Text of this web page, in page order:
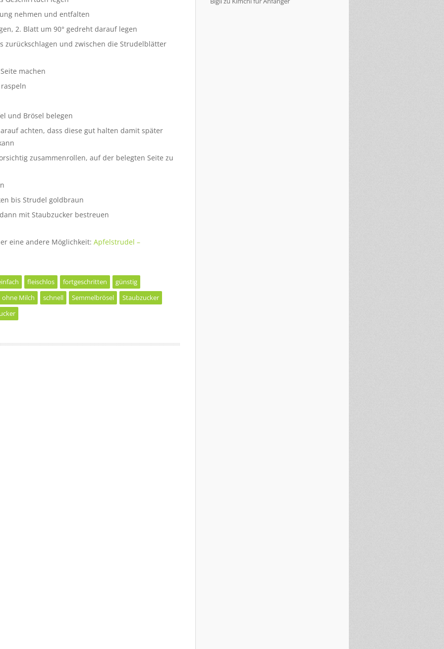
nehmen und entfalten
2. Blatt um 90° gedreht darauf legen
zurückschlagen und zwischen die Strudelblätter
machen
und Brösel belegen
achten, dass diese gut halten damit später
zusammenrollen, auf der belegten Seite zu
bis Strudel goldbraun
mit Staubzucker bestreuen
eine andere Möglichkeit: Apfelstrudel –
fleischlos fortgeschritten
günstig
ohne Milch
schnell Semmelbrösel
Staubzucker